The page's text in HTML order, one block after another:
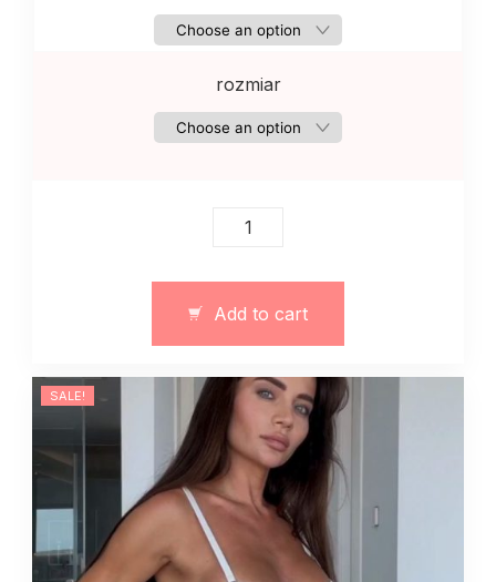
rozmiar
Koronkowy
+
figi
quantity
Add to cart
SALE!